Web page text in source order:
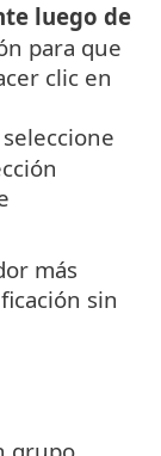
luego de
para que
clic en
seleccione
más
sin